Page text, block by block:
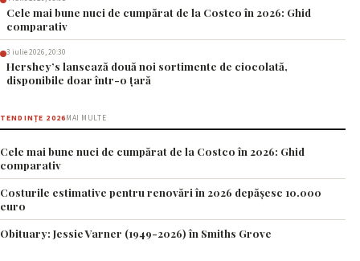
Cele mai bune nuci de cumpărat de la Costco în 2026: Ghid
comparativ
3 iulie 2026, 20:30
Hershey’s lansează două noi sortimente de ciocolată,
disponibile doar într-o țară
TENDINȚE 2026MAI MULTE
Cele mai bune nuci de cumpărat de la Costco în 2026: Ghid
comparativ
Costurile estimative pentru renovări în 2026 depășesc 10.000
euro
Obituary: Jessie Varner (1949-2026) în Smiths Grove